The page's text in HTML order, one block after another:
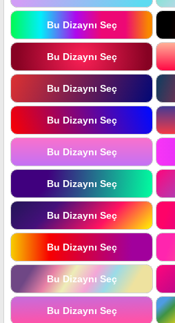
Bu Dizaynı Seç
Bu Dizaynı Seç
Bu Dizaynı Seç
Bu Dizaynı Seç
Bu Dizaynı Seç
Bu Dizaynı Seç
Bu Dizaynı Seç
Bu Dizaynı Seç
Bu Dizaynı Seç
Bu Dizaynı Seç